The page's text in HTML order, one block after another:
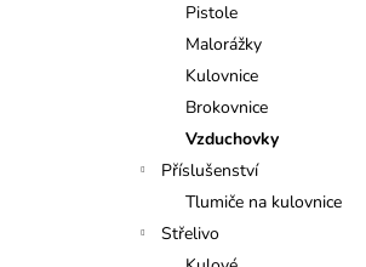
Pistole
Malorážky
Kulovnice
Brokovnice
Vzduchovky
Příslušenství
Tlumiče na kulovnice
Střelivo